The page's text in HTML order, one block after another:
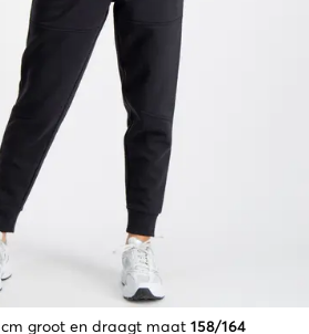
cm groot en draagt maat 158/164